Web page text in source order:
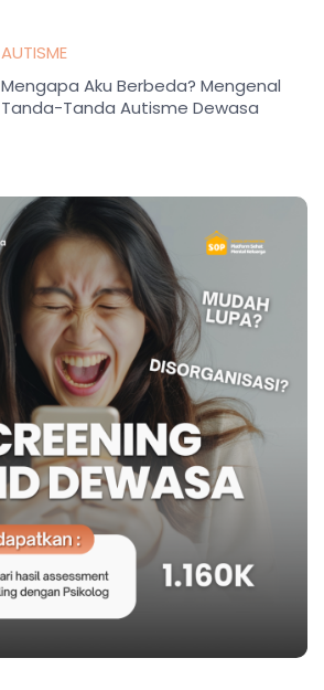
AUTISME
Mengapa Aku Berbeda? Mengenal
Tanda-Tanda Autisme Dewasa